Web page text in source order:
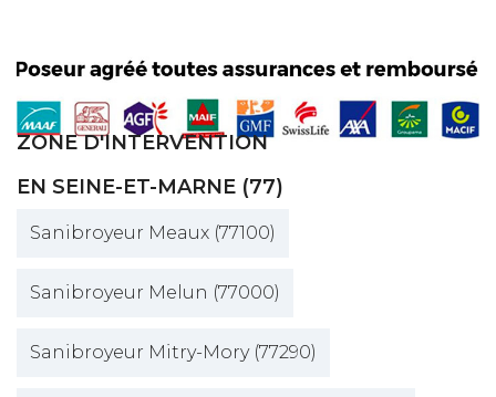
ZONE D'INTERVENTION
EN SEINE-ET-MARNE (77)
Sanibroyeur Meaux (77100)
Sanibroyeur Melun (77000)
Sanibroyeur Mitry-Mory (77290)